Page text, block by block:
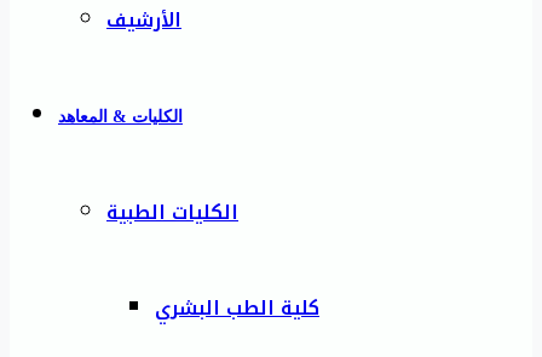
الأرشيف
الكليات & المعاهد
الكليات الطبية
كلية الطب البشري